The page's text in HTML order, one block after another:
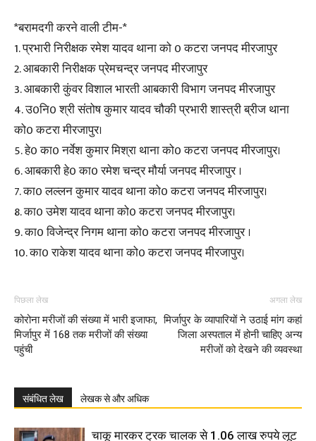
*बरामदगी करने वाली टीम-*
1. प्रभारी निरीक्षक रमेश यादव थाना को 0 कटरा जनपद मीरजापुर
2. आबकारी निरीक्षक प्रेमचन्द्र जनपद मीरजापुर
3. आबकारी कुंवर विशाल भारती आबकारी विभाग जनपद मीरजापुर
4. उ0नि0 श्री संतोष कुमार यादव चौकी प्रभारी शास्त्री ब्रीज थाना
को0 कटरा मीरजापुर।
5. हे0 का0 नर्वेश कुमार मिश्रा थाना को0 कटरा जनपद मीरजापुर।
6. आबकारी हे0 का0 रमेश चन्द्र मौर्या जनपद मीरजापुर ।
7. का0 लल्लन कुमार यादव थाना को0 कटरा जनपद मीरजापुर।
8. का0 उमेश यादव थाना को0 कटरा जनपद मीरजापुर।
9. का0 विजेन्द्र निगम थाना को0 कटरा जनपद मीरजापुर ।
10. का0 राकेश यादव थाना को0 कटरा जनपद मीरजापुर।
पिछला लेख
कोरोना मरीजों की संख्या में भारी इजाफा,
मिर्जापुर में 168 तक मरीजों की संख्या
पहुंची
अगला लेख
मिर्जापुर के व्यापारियों ने उठाई मांग कहां
जिला अस्पताल में होनी चाहिए अन्य
मरीजों को देखने की व्यवस्था
संबंधित लेख लेखक से और अधिक
चाकू मारकर ट्रक चालक से 1.06 लाख रुपये लूट